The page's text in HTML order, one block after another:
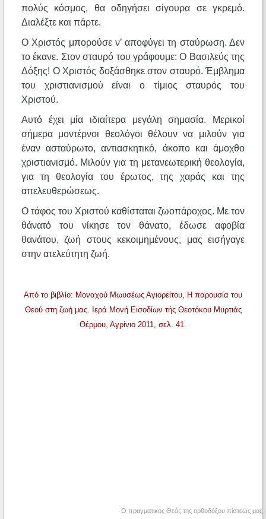
πολύς κόσμος, θα οδηγήσει σίγουρα σε γκρεμό.
Διαλέξτε και πάρτε.
Ο Χριστός μπορούσε ν’ αποφύγει τη σταύρωση. Δεν
το έκανε. Στον σταυρό του γράφουμε: Ο Βασιλεύς της
Δόξης! Ο Χριστός δοξάσθηκε στον σταυρό. Έμβλημα
του χριστιανισμού είναι ο τίμιος σταυρός του
Χριστού.
Αυτό έχει μία ιδιαίτερα μεγάλη σημασία. Μερικοί
σήμερα μοντέρνοι θεολόγοι θέλουν να μιλούν για
έναν ασταύρωτο, αντιασκητικό, άκοπο και άμοχθο
χριστιανισμό. Μιλούν για τη μετανεωτερική θεολογία,
για τη θεολογία του έρωτος, της χαράς και της
απελευθερώσεως.
Ο τάφος του Χριστού καθίσταται ζωοπάροχος. Με τον
θάνατό του νίκησε τον θάνατο, έδωσε αφοβία
θανάτου, ζωή στους κεκοιμημένους, μας εισήγαγε
στην ατελεύτητη ζωή.
Από το βιβλίο: Μοναχού Μωυσέως Αγιορείτου, Η παρουσία του
Θεού στη ζωή μας. Ιερά Μονή Εισοδίων τής Θεοτόκου Μυρτιάς
Θέρμου, Αγρίνιο 2011, σελ. 41.
Ο πραγματικός Θεός της ορθοδόξου πίστεώς μας